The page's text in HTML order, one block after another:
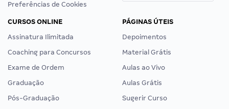
Preferências de Cookies
CURSOS ONLINE
Assinatura Ilimitada
Coaching para Concursos
Exame de Ordem
Graduação
Pós-Graduação
PÁGINAS ÚTEIS
Depoimentos
Material Grátis
Aulas ao Vivo
Aulas Grátis
Sugerir Curso